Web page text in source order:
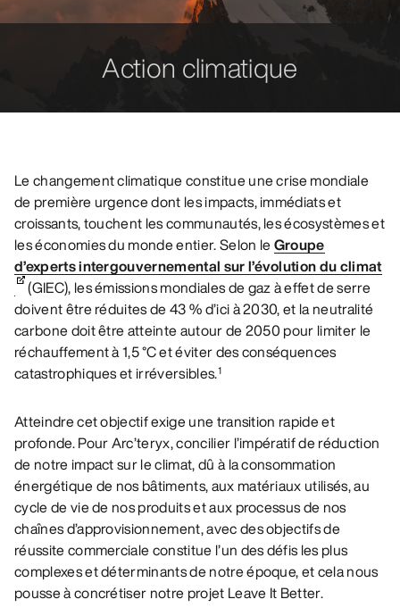
Action climatique
Le changement climatique constitue une crise mondiale
de première urgence dont les impacts, immédiats et
croissants, touchent les communautés, les écosystèmes et
les économies du monde entier. Selon leGroupe
d’experts intergouvernemental sur l’évolution du climat
(GIEC), les émissions mondiales de gaz à effet de serre
doivent être réduites de 43 % d’ici à 2030, et la neutralité
carbone doit être atteinte autour de 2050 pour limiter le
réchauffement à 1,5 °C et éviter des conséquences
catastrophiques et irréversibles.1
Atteindre cet objectif exige une transition rapide et
profonde. Pour Arc’teryx, concilier l’impératif de réduction
de notre impact sur le climat, dû à la consommation
énergétique de nos bâtiments, aux matériaux utilisés, au
cycle de vie de nos produits et aux processus de nos
chaînes d’approvisionnement, avec des objectifs de
réussite commerciale constitue l’un des défis les plus
complexes et déterminants de notre époque, et cela nous
pousse à concrétiser notre projet Leave It Better.